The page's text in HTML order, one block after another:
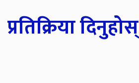
प्रतिक्रिया दिनुहोस्